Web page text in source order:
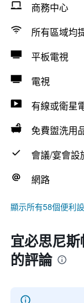
商務中心
所有區域均
平板電視
電視
有線或衛星
免費盥洗用
會議/宴會設
網路
顯示所有58個便利
宜必思尼
的評論